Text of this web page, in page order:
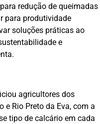
redução de queimadas
para produtividade
soluções práticas ao
e
agricultores dos
e Rio Preto da Eva, com a
tipo de calcário em cada